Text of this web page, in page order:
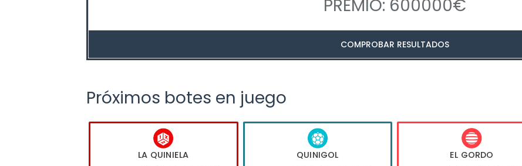
PREMIO: 600000€
COMPROBAR RESULTADOS
Próximos botes en juego
LA QUINIELA
QUINIGOL
EL GORDO